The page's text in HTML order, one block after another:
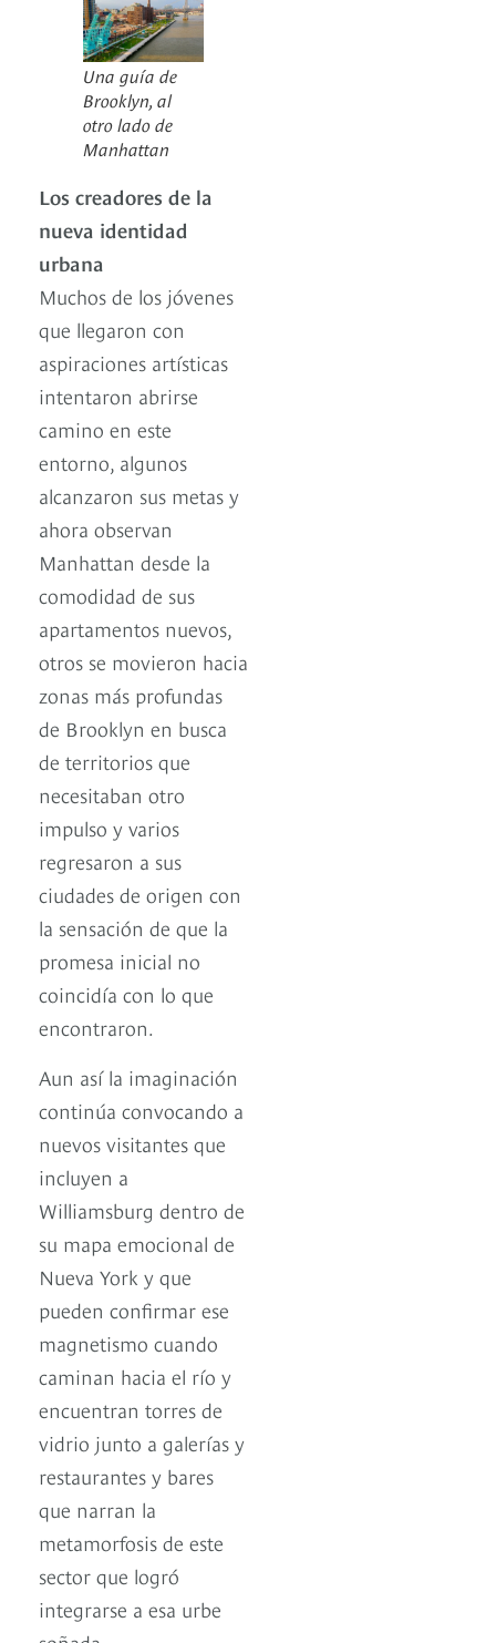
Una guía de
Brooklyn, al
otro lado de
Manhattan
Los creadores de la
nueva identidad
urbana
Muchos de los jóvenes
que llegaron con
aspiraciones artísticas
intentaron abrirse
camino en este
entorno, algunos
alcanzaron sus metas y
ahora observan
Manhattan desde la
comodidad de sus
apartamentos nuevos,
otros se movieron hacia
zonas más profundas
de Brooklyn en busca
de territorios que
necesitaban otro
impulso y varios
regresaron a sus
ciudades de origen con
la sensación de que la
promesa inicial no
coincidía con lo que
encontraron.
Aun así la imaginación
continúa convocando a
nuevos visitantes que
incluyen a
Williamsburg dentro de
su mapa emocional de
Nueva York y que
pueden confirmar ese
magnetismo cuando
caminan hacia el río y
encuentran torres de
vidrio junto a galerías y
restaurantes y bares
que narran la
metamorfosis de este
sector que logró
integrarse a esa urbe